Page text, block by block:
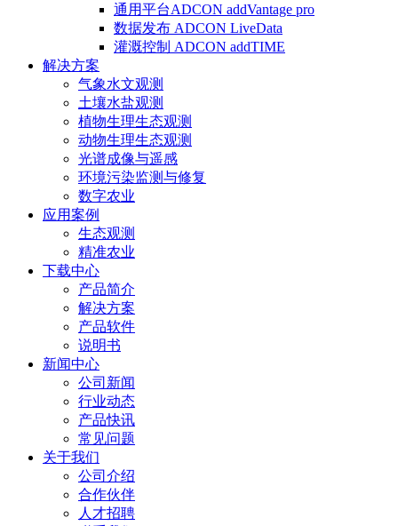
通用平台ADCON addVantage pro
数据发布 ADCON LiveData
灌溉控制 ADCON addTIME
解决方案
气象水文观测
土壤水盐观测
植物生理生态观测
动物生理生态观测
光谱成像与遥感
环境污染监测与修复
数字农业
应用案例
生态观测
精准农业
下载中心
产品简介
解决方案
产品软件
说明书
新闻中心
公司新闻
行业动态
产品快讯
常见问题
关于我们
公司介绍
合作伙伴
人才招聘